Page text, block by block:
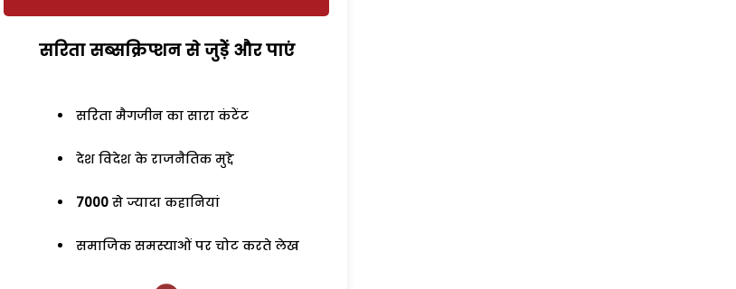
सरिता सब्सक्रिप्शन से जुड़ेें और पाएं
सरिता मैगजीन का सारा कंटेंट
देश विदेश के राजनैतिक मुद्दे
7000 से ज्यादा कहानियां
समाजिक समस्याओं पर चोट करते लेख